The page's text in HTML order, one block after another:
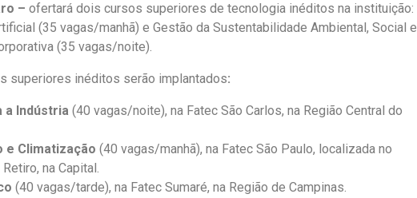
– ofertará dois cursos superiores de tecnologia inéditos na instituição:
(35 vagas/manhã) e Gestão da Sustentabilidade Ambiental, Social e
(35 vagas/noite).
superiores inéditos serão implantados:
a Indústria (40 vagas/noite), na Fatec São Carlos, na Região Central do
e Climatização (40 vagas/manhã), na Fatec São Paulo, localizada no
na Capital.
(40 vagas/tarde), na Fatec Sumaré, na Região de Campinas.